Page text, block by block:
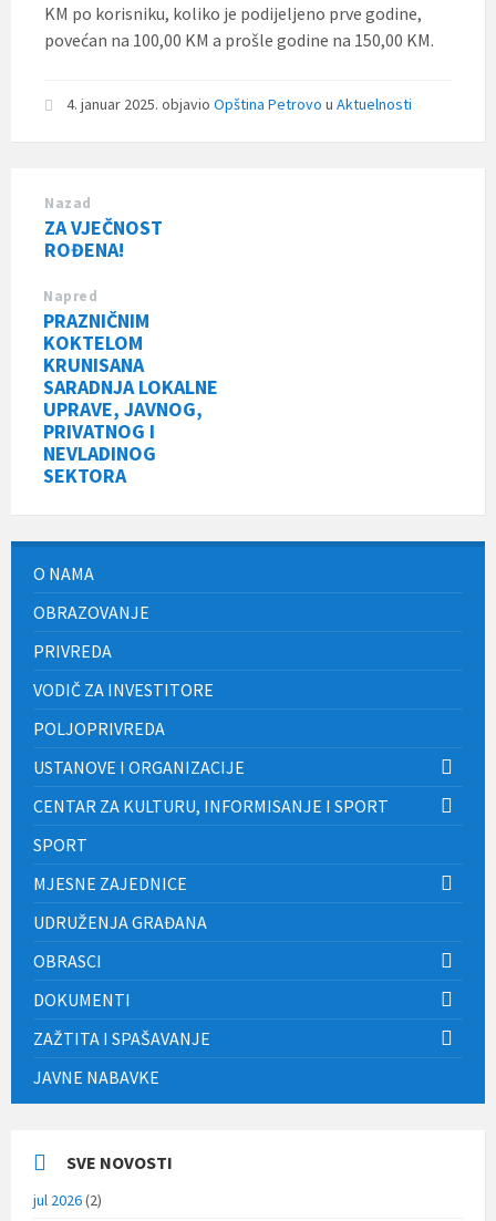
KM po korisniku, koliko je podijeljeno prve godine,
povećan na 100,00 KM a prošle godine na 150,00 KM.
4. januar 2025. objavio Opština Petrovo u Aktuelnosti
Nazad
ZA VJEČNOST
ROĐENA!
Napred
PRAZNIČNIM
KOKTELOM
KRUNISANA
SARADNJA LOKALNE
UPRAVE, JAVNOG,
PRIVATNOG I
NEVLADINOG
SEKTORA
O NAMA
OBRAZOVANJE
PRIVREDA
VODIČ ZA INVESTITORE
POLJOPRIVREDA
USTANOVE I ORGANIZACIJE
CENTAR ZA KULTURU, INFORMISANJE I SPORT
SPORT
MJESNE ZAJEDNICE
UDRUŽENJA GRAĐANA
OBRASCI
DOKUMENTI
ZAŽTITA I SPAŠAVANJE
JAVNE NABAVKE
SVE NOVOSTI
jul 2026(2)